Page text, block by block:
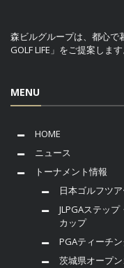
森ビルグループは、都心で
GOLF LIFE」をご提案します
MENU
HOME
ニュース
トーナメント情報
日本ゴルフツ
JLPGAステッ
カップ
PGAティーチ
茨城県オープ